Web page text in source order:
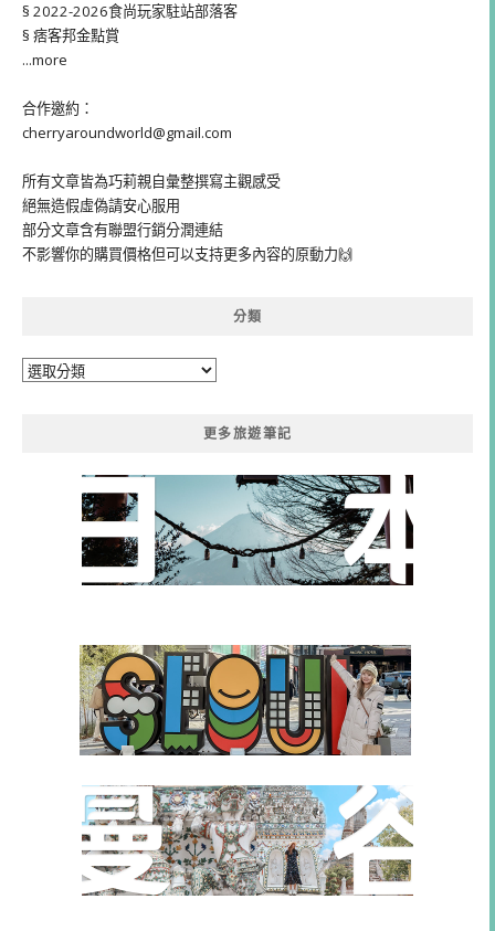
§ 2022-2026食尚玩家駐站部落客
§ 痞客邦金點賞
...more
合作邀約：
cherryaroundworld@gmail.com
所有文章皆為巧莉親自彙整撰寫主觀感受
絕無造假虛偽請安心服用
部分文章含有聯盟行銷分潤連結
不影響你的購買價格但可以支持更多內容的原動力🙌
分類
分
更多旅遊筆記